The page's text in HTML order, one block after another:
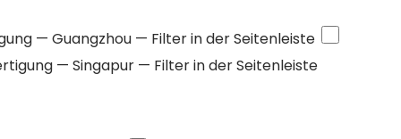
— Guangzhou — Filter in der Seitenleiste
— Singapur — Filter in der Seitenleiste